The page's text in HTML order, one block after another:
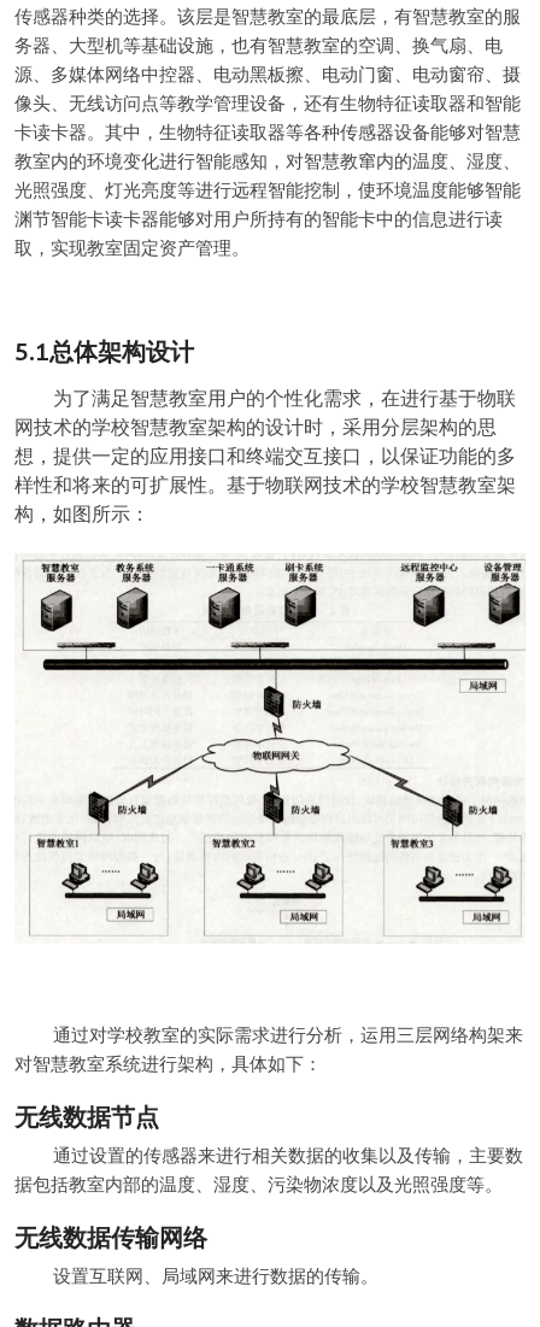
传感器种类的选择。该层是智慧教室的最底层，有智慧教室的服
务器、大型机等基础设施，也有智慧教室的空调、换气扇、电
源、多媒体网络中控器、电动黑板擦、电动门窗、电动窗帘、摄
像头、无线访问点等教学管理设备，还有生物特征读取器和智能
卡读卡器。其中，生物特征读取器等各种传感器设备能够对智慧
教室内的环境变化进行智能感知，对智慧教窜内的温度、湿度、
光照强度、灯光亮度等进行远程智能挖制，使环境温度能够智能
渊节智能卡读卡器能够对用户所持有的智能卡中的信息进行读
取，实现教室固定资产管理。
5.1总体架构设计
为了满足智慧教室用户的个性化需求，在进行基于物联
网技术的学校智慧教室架构的设计时，采用分层架构的思
想，提供一定的应用接口和终端交互接口，以保证功能的多
样性和将来的可扩展性。基于物联网技术的学校智慧教室架
构，如图所示：
通过对学校教室的实际需求进行分析，运用三层网络构架来
对智慧教室系统进行架构，具体如下：
无线数据节点
通过设置的传感器来进行相关数据的收集以及传输，主要数
据包括教室内部的温度、湿度、污染物浓度以及光照强度等。
无线数据传输网络
设置互联网、局域网来进行数据的传输。